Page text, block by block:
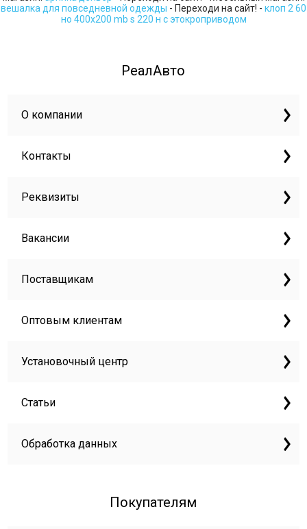
вешалка для повседневной одежды - Переходи на сайт! - клоп 2 60
но 400х200 mb s 220 н с этокроприводом
РеалАвто
О компании
Контакты
Реквизиты
Вакансии
Поставщикам
Оптовым клиентам
Установочный центр
Статьи
Обработка данных
Покупателям